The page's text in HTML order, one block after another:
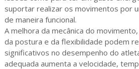
suportar realizar os movimentos por
de maneira funcional.
A melhora da mecânica do
da postura e da flexibilidade podem
significativos no desempenho do
adequada aumenta a velocidade,